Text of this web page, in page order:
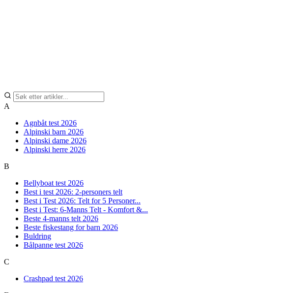
A
Agnbåt test 2026
Alpinski barn 2026
Alpinski dame 2026
Alpinski herre 2026
B
Bellyboat test 2026
Best i test 2026: 2-personers telt
Best i Test 2026: Telt for 5 Personer...
Best i Test: 6-Manns Telt - Komfort &...
Beste 4-manns telt 2026
Beste fiskestang for barn 2026
Buldring
Bålpanne test 2026
C
Crashpad test 2026